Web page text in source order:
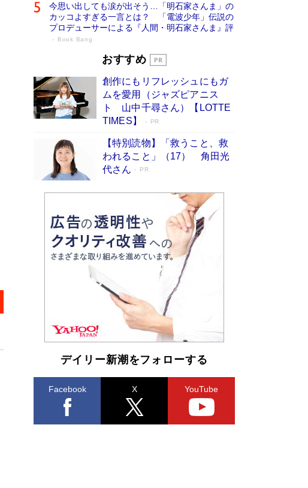
今思い出しても涙が出そう…「明石家さんま」の
カッコよすぎる一言とは？ 「電波少年」伝説の
プロデューサーによる『人間・明石家さんま』評
Book Bang
「宇宙兄弟」最終46巻がベストセラー1
物語に幕 特装版には「宇宙で描かれたマ
ンガ」も収録
Book Bang
美輪明宏 晩年の回答を集めた『ほほえんで生き
るための人生相談』がランクイン［エンターテイ
メントベストセラー］
Book Bang
「『火垂るの墓』は、大嘘である」原作者が抱き
続けた“自責の念”とは…「自己憐憫は描きたくな
い」監督が徹底的にこだわったこと（後編） #
戦争の記憶
Book Bang
東野圭吾、伊坂幸太郎の人気シリーズ最新作どち
らも文庫化 映画化された直木賞受賞作もランク
イン［文庫ベストセラー］
Book Bang
皇室はなぜ世界から尊敬されているのか？ 「天
皇陛下はお元気でおられるか」がサウジ国王の第
一声になる理由
おすすめ
創作にもリフレッシュにもガ
ムを愛用（ジャズピアニス
ト 山中千尋さん）【LOTTE
TIMES】
PR
【特別読物】「救うこと、救
われること」（17） 角田光
代さん
PR
デイリー新潮をフォローする
Facebook X YouTube